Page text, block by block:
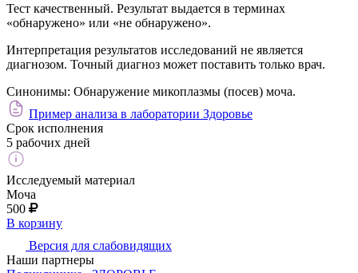
Тест качественный. Результат выдается в терминах
«обнаружено» или «не обнаружено».
Интерпретация результатов исследований не является
диагнозом. Точный диагноз может поставить только врач.
Синонимы: Обнаружение микоплазмы (посев) моча.
Пример анализа в лаборатории Здоровье
Срок исполнения
5 рабочих дней
Исследуемый материал
Моча
500
В корзину
Версия для слабовидящих
Наши партнеры